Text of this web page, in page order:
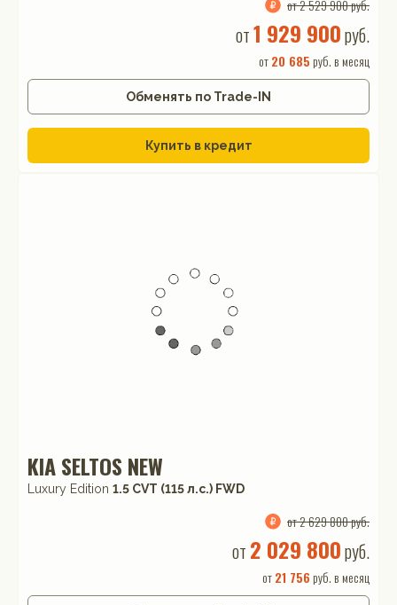
от 2 529 900 руб.
от1 929 900руб.
от20 685 руб. в месяц
Обменять по Trade-IN
Купить в кредит
KIA SELTOS NEW
Luxury Edition 1.5 CVT (115 л.с.) FWD
от 2 629 800 руб.
от 2 029 800руб.
от21 756 руб. в месяц